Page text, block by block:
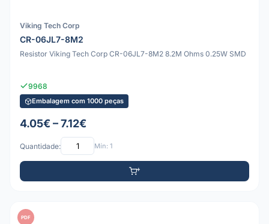
Viking Tech Corp
CR-06JL7-8M2
Resistor Viking Tech Corp CR-06JL7-8M2 8.2M Ohms 0.25W SMD
9968
Embalagem com 1000 peças
4.05€ – 7.12€
Quantidade: Mín: 1
PDF